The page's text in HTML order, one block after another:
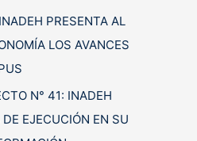
PRESENTA AL
LOS AVANCES
N° 41: INADEH
EJECUCIÓN EN SU